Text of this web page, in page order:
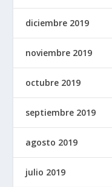
diciembre 2019
noviembre 2019
octubre 2019
septiembre 2019
agosto 2019
julio 2019